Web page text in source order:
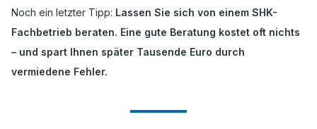
Noch ein letzter Tipp: Lassen Sie sich von einem SHK-
Fachbetrieb beraten. Eine gute Beratung kostet oft nichts
– und spart Ihnen später Tausende Euro durch
vermiedene Fehler.